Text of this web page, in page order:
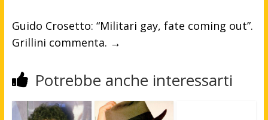
Guido Crosetto: “Militari gay, fate coming out”.
Grillini commenta. →
Potrebbe anche interessarti